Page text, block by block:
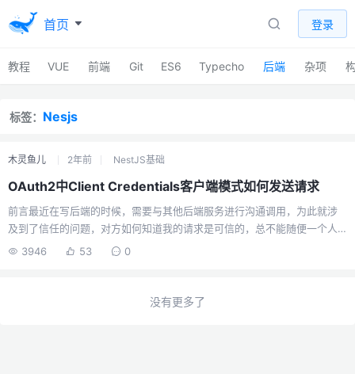
首页 登录
教程 VUE 前端 Git ES6 Typecho 后端 杂项
标签： Nesjs
木灵鱼儿 2年前 NestJS基础
OAuth2中Client Credentials客户端模式如何发送请求
前言最近在写后端的时候，需要与其他后端服务进行沟通调用，为此就涉
及到了信任的问题，对方如何知道我的请求是可信的，总不能随便一个人
的请求它就要进行反馈，所以就用到了OAuth2中的Client Credentials 客
是模式是一样的，但是唯一不同的就是我怎么去发送一个Client
3946 53 0
没有更多了